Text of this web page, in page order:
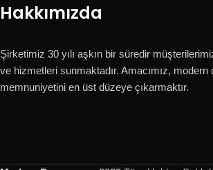
Hakkımızda
Şirketimiz 30 yılı aşkın bir süredir
ve hizmetleri sunmaktadır. Amacımız,
memnuniyetini en üst düzeye çıkarmaktır.